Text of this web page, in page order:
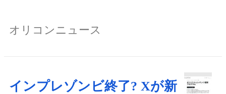
オリコンニュース
インプレゾンビ終了? Xが新